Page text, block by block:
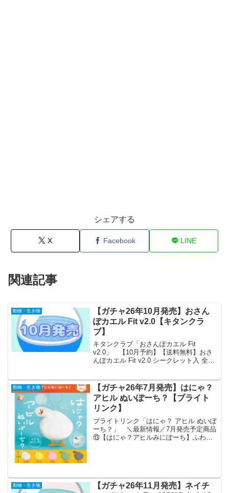
シェアする
X Facebook LINE
関連記事
動物・生き物
【ガチャ26年10月発売】おさん
ぽカエル Fit v2.0【キタンクラ
ブ】
キタンクラブ「おさんぽカエル Fit
v2.0」 【10月予約】【送料無料】おさ
んぽカエル Fit v2.0 シークレット入 全8
から発売されます。 豪華仕様の第...
動物・生き物
【ガチャ26年7月発売】はにゃ？
アヒル ぬいぽーち？【ブライト
リンク】
ブライトリンク「はにゃ？ アヒル ぬいぽ
ーち？」 ＼最新情報／7月発売予定商品
⑬【はにゃ？アヒルみにぽーち】ふわふ
動物・生き物
【ガチャ26年11月発売】ネイチ